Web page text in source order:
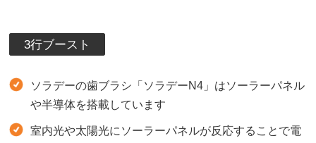
3行ブースト
ソラデーの歯ブラシ「ソラデーN4」はソーラーパネル
や半導体を搭載しています
室内光や太陽光にソーラーパネルが反応することで電